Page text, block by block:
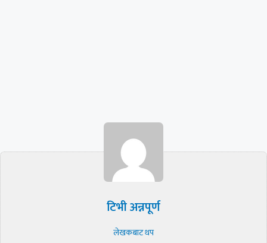
टिभी अन्नपूर्ण
लेखकबाट थप